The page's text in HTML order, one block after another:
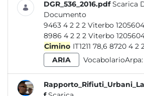
DGR_536_2016.pdf Scarica
Documento
9463 4 2 2 2 Viterbo 12056042 Orte IT1211 70,2
8986 4 2 2 2 Viterbo
Cimino
ARIA
VocabolarioArpa: